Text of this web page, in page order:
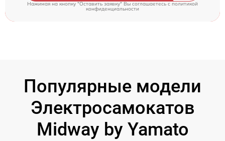
Нажимая на кнопку "Оставить заявку" Вы соглашаетесь c политикой
конфиденциальности
Популярные модели
Электросамокатов
Midway by Yamato